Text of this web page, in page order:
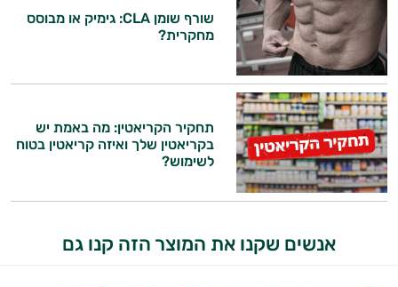
שורף שומן CLA: גימיק או מבוסס
מחקרית?
תחקיר הקריאטין: מה באמת יש
בקריאטין שלך ואיזה קריאטין בטוח
לשימוש?
אנשים שקנו את המוצר הזה קנו גם
התשובות שלי מבוססות על מאגרי מידע קליניים
וספרות מקצועית בתחומי הרפואה הטבעית
ותזונת הספורט.
אני כאן כדי לעזור לך להתאים את תוספי
התזונה ומוצרי הבריאות המדויקים למטרות
ולמצב הגופני שלך, ולהסביר לך אילו רכיבים
עובדים יחד כדי למקסם תוצאות גם בחיי היום
יום וגם בתחום הכושר והספורט.
אישיות מבוססות מדעית.